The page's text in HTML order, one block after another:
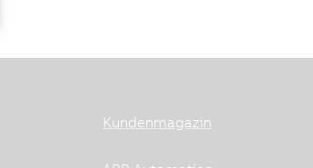
Kundenmagazin